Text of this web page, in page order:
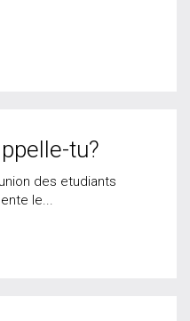
tu?
des etudiants
le...